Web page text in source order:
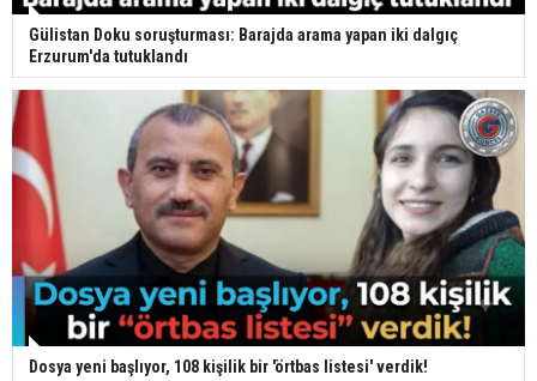
Gülistan Doku soruşturması: Barajda arama yapan iki dalgıç
Erzurum'da tutuklandı
Dosya yeni başlıyor, 108 kişilik bir 'örtbas listesi' verdik!